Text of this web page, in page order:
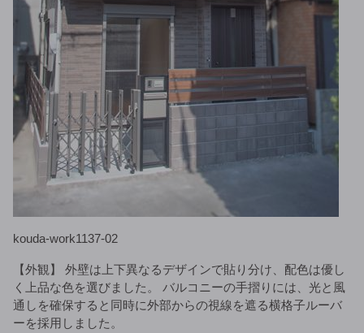
kouda-work1137-02
【外観】 外壁は上下異なるデザインで貼り分け、配色は優し
く上品な色を選びました。 バルコニーの手摺りには、光と風
通しを確保すると同時に外部からの視線を遮る横格子ルーバ
ーを採用しました。